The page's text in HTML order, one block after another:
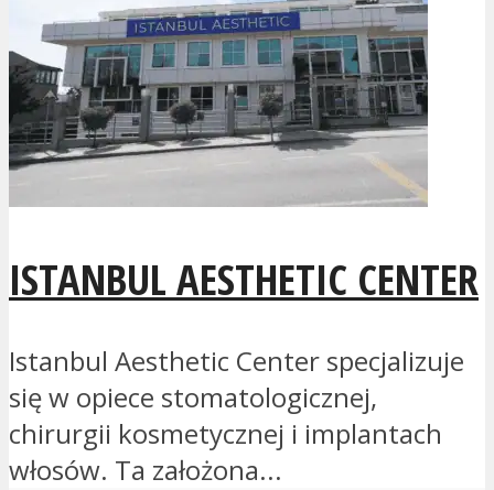
ISTANBUL AESTHETIC CENTER
Istanbul Aesthetic Center specjalizuje
się w opiece stomatologicznej,
chirurgii kosmetycznej i implantach
włosów. Ta założona...